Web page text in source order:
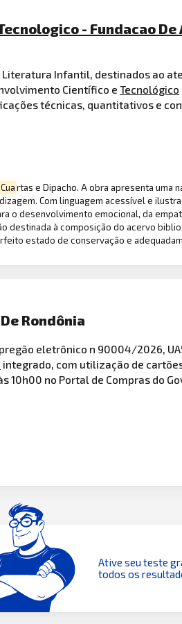
- Fundacao
Literatura Infantil, destinados ao
Científico eTecnológico
técnicas, quantitativos e
Cuartas e Dipacho. A obra apresenta uma
Com linguagem acessível e
o desenvolvimento emocional, da
destinada à composição do acervo
estado de conservação e
Rondônia
pregão eletrônico n 90004/2026,
integrado, com utilização de
no Portal de Compras do
Ative seu teste
todos os